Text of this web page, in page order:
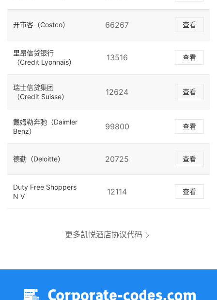
开市客（Costco） 66267 查看
里昂信贷银行
（Credit Lyonnais）
13516 查看
瑞士信贷集团
（Credit Suisse）
12624 查看
戴姆勒奔驰（Daimler
Benz）
99800 查看
德勤（Deloitte） 20725 查看
Duty Free Shoppers
N V
12114 查看
更多凯悦酒店协议代码